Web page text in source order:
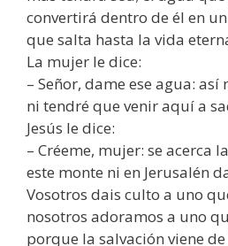
convertirá dentro de él en
que salta hasta la vida
La mujer le dice:
– Señor, dame ese agua: así
ni tendré que venir aquí a
Jesús le dice:
– Créeme, mujer: se acerca
este monte ni en Jerusalén
Vosotros dais culto a uno
nosotros adoramos a uno
porque la salvación viene